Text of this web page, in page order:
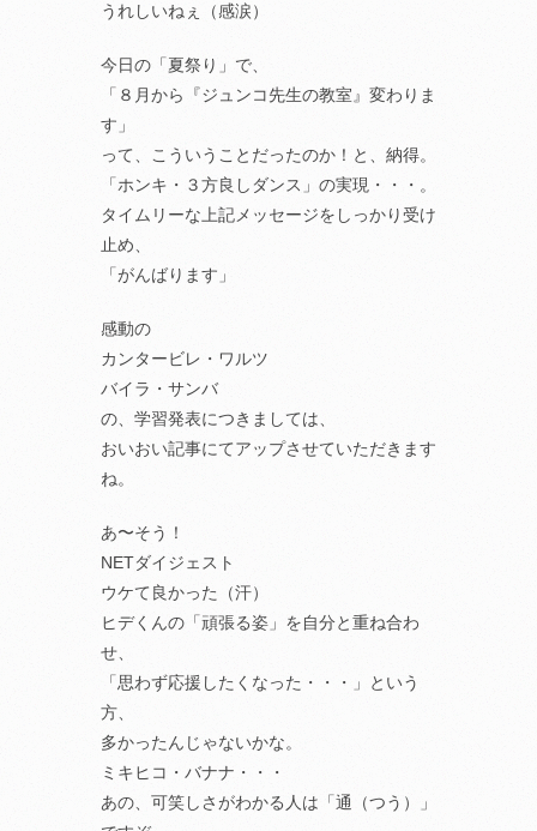
うれしいねぇ（感涙）
今日の「夏祭り」で、
「８月から『ジュンコ先生の教室』変わりま
す」
って、こういうことだったのか！と、納得。
「ホンキ・３方良しダンス」の実現・・・。
タイムリーな上記メッセージをしっかり受け
止め、
「がんばります」
感動の
カンタービレ・ワルツ
バイラ・サンバ
の、学習発表につきましては、
おいおい記事にてアップさせていただきます
ね。
あ〜そう！
NETダイジェスト
ウケて良かった（汗）
ヒデくんの「頑張る姿」を自分と重ね合わ
せ、
「思わず応援したくなった・・・」という
方、
多かったんじゃないかな。
ミキヒコ・バナナ・・・
あの、可笑しさがわかる人は「通（つう）」